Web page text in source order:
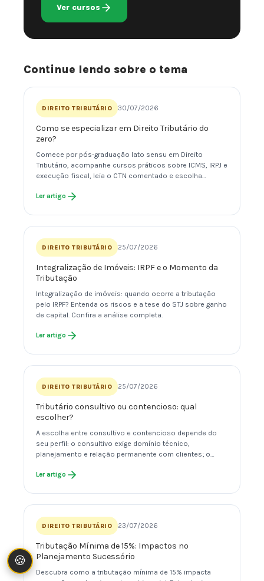
Ver cursos
Continue lendo sobre o tema
DIREITO TRIBUTÁRIO 30/07/2026
Como se especializar em Direito Tributário do
zero?
Comece por pós-graduação lato sensu em Direito
Tributário, acompanhe cursos práticos sobre ICMS, IRPJ e
execução fiscal, leia o CTN comentado e escolha…
Ler artigo
DIREITO TRIBUTÁRIO 25/07/2026
Integralização de Imóveis: IRPF e o Momento da
Tributação
Integralização de imóveis: quando ocorre a tributação
pelo IRPF? Entenda os riscos e a tese do STJ sobre ganho
de capital. Confira a análise completa.
Ler artigo
DIREITO TRIBUTÁRIO 25/07/2026
Tributário consultivo ou contencioso: qual
escolher?
A escolha entre consultivo e contencioso depende do
seu perfil: o consultivo exige domínio técnico,
planejamento e relação permanente com clientes; o…
Ler artigo
DIREITO TRIBUTÁRIO 23/07/2026
Tributação Mínima de 15%: Impactos no
Planejamento Sucessório
Descubra como a tributação mínima de 15% impacta
🍪